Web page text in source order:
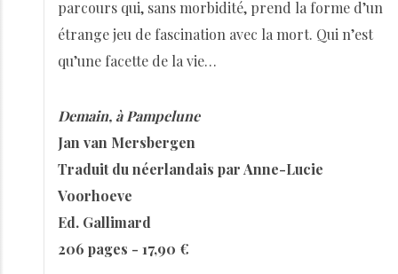
parcours qui, sans morbidité, prend la forme d’un
étrange jeu de fascination avec la mort. Qui n’est
qu’une facette de la vie…
Demain, à Pampelune
Jan van Mersbergen
Traduit du néerlandais par Anne-Lucie
Voorhoeve
Ed. Gallimard
206 pages - 17,90 €